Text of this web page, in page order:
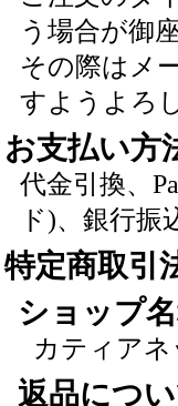
う場合が御
その際はメ
すようよろ
お支払い方
代金引換、
ド)、銀行振
特定商取引
ショップ
カティア
返品につ